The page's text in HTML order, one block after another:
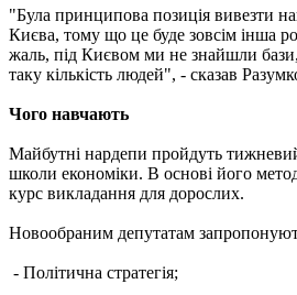
"Була принципова позиція вивезти
Києва, тому що це буде зовсім інша
жаль, під Києвом ми не знайшли
таку кількість людей", - сказав
Чого навчають
Майбутні нардепи пройдуть тижневий
школи економіки. В основі його
курс викладання для дорослих.
Новообраним депутатам
- Політична стратегія;